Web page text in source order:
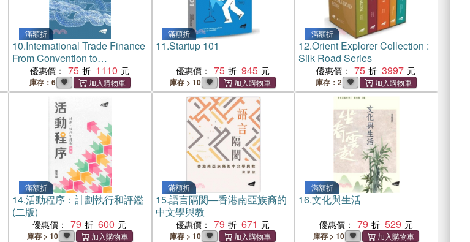
滿額折
10.International Trade Finance
From Convention to
Blockchain Innovation (Third
Edition)
優惠價： 75 1110
庫存：6
滿額折
11.Startup 101
優惠價： 75 945
庫存 > 10
滿額折
12.Orient Explorer Collection :
Silk Road Series
優惠價： 75 3997
庫存：2
滿額折
14.活動程序：計劃執行和評鑑
(二版)
優惠價： 79 600
庫存 > 10
滿額折
15.語言隔閡―香港南亞族裔的
中文學與教
優惠價： 79 671
庫存 > 10
滿額折
16.文化與生活
優惠價： 79 529
庫存 > 10